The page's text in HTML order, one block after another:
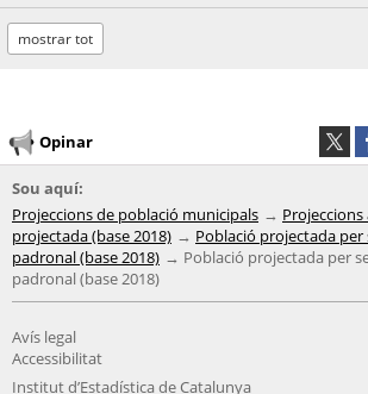
mostrar tot
Opinar
Sou aquí:
Projeccions de població municipals
projectada (base 2018)
Població projectada per
padronal (base 2018)
Població projectada per
padronal (base 2018)
Avís legal
Accessibilitat
Institut d’Estadística de Catalunya